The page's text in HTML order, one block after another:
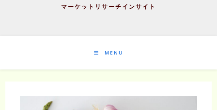
マーケットリサーチインサイト
MENU